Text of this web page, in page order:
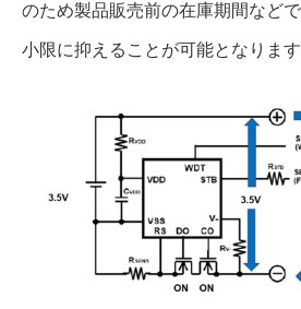
のため製品販売前の在庫期間など
小限に抑えることが可能となります